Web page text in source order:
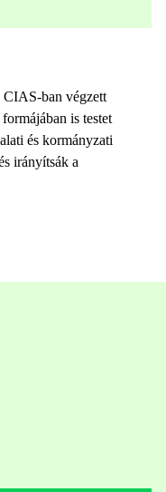
CIAS-ban végzett
is testet
és kormányzati
irányítsák a